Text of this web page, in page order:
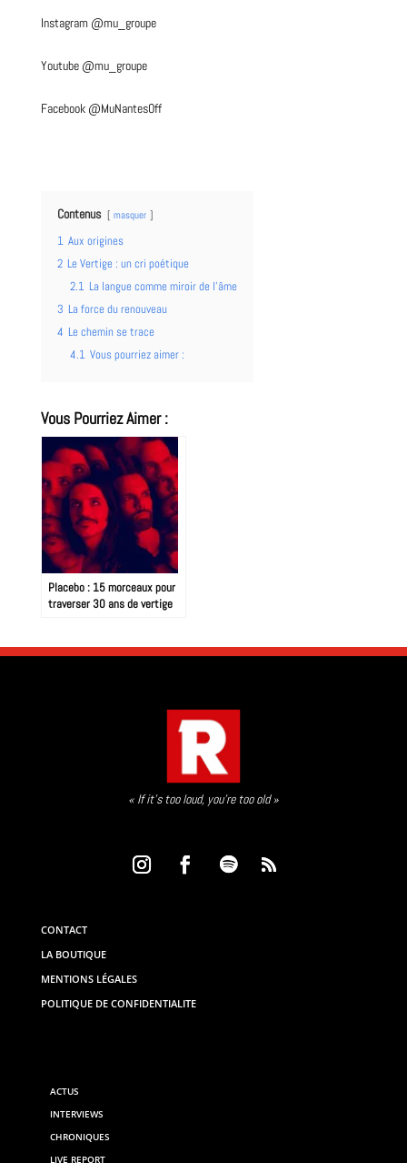
Instagram @mu_groupe
Youtube @mu_groupe
Facebook @MuNantesOff
Contenus masquer
1 Aux origines
2 Le Vertige : un cri poétique
2.1 La langue comme miroir de l’âme
3 La force du renouveau
4 Le chemin se trace
4.1 Vous pourriez aimer :
Vous Pourriez Aimer :
Placebo : 15 morceaux pour
traverser 30 ans de vertige
« If it’s too loud, you’re too old »
CONTACT
LA BOUTIQUE
MENTIONS LÉGALES
POLITIQUE DE CONFIDENTIALITE
ACTUS
INTERVIEWS
CHRONIQUES
LIVE REPORT